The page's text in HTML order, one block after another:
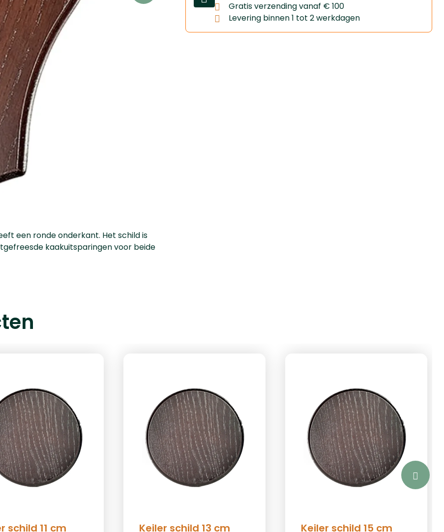
een ronde onderkant. Het schild is
kaakuitsparingen voor beide
Gratis verzending vanaf € 100
Levering binnen 1 tot 2 werkdagen
schild 11 cm Keiler schild 13 cm Keiler schild 15 cm